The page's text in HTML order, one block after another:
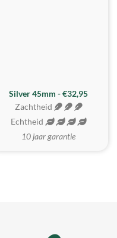
MEEST GEKOZEN
Silver 45mm - €32,95
Zachtheid
Echtheid
10 jaar garantie